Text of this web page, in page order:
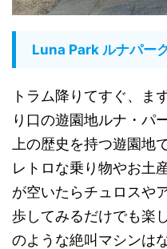
Luna Park ルナパー
トラム降りてすぐ、ま
り口の遊園地ルナ・パ
上の歴史を持つ遊園地
レトロな乗り物やお土
が空いたらチュロスや
歩してみるだけでも楽
のような絶叫マシンは